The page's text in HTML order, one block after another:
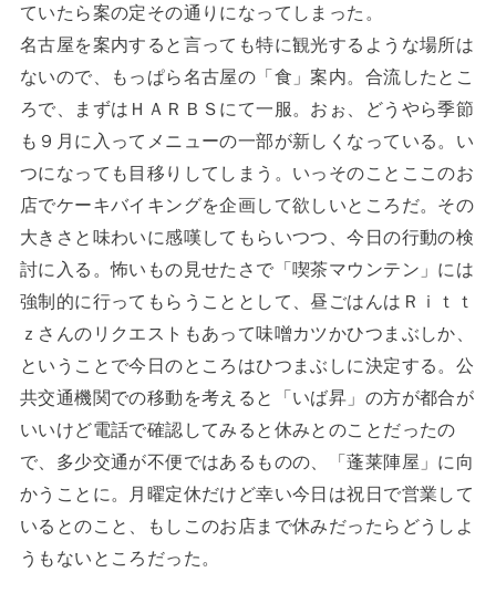
ていたら案の定その通りになってしまった。
名古屋を案内すると言っても特に観光するような場所は
ないので、もっぱら名古屋の「食」案内。合流したとこ
ろで、まずはＨＡＲＢＳにて一服。おぉ、どうやら季節
も９月に入ってメニューの一部が新しくなっている。い
つになっても目移りしてしまう。いっそのことここのお
店でケーキバイキングを企画して欲しいところだ。その
大きさと味わいに感嘆してもらいつつ、今日の行動の検
討に入る。怖いもの見せたさで「喫茶マウンテン」には
強制的に行ってもらうこととして、昼ごはんはＲｉｔｔ
ｚさんのリクエストもあって味噌カツかひつまぶしか、
ということで今日のところはひつまぶしに決定する。公
共交通機関での移動を考えると「いば昇」の方が都合が
いいけど電話で確認してみると休みとのことだったの
で、多少交通が不便ではあるものの、「蓬莱陣屋」に向
かうことに。月曜定休だけど幸い今日は祝日で営業して
いるとのこと、もしこのお店まで休みだったらどうしよ
うもないところだった。